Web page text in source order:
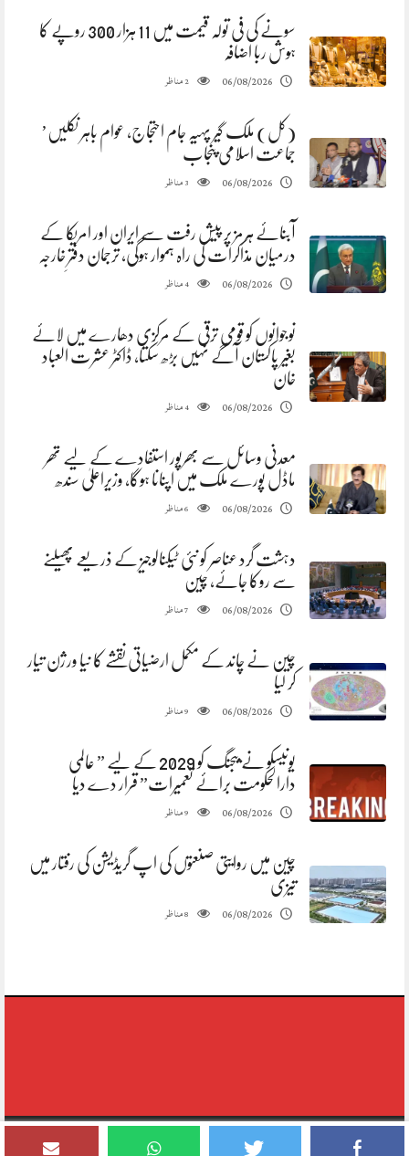
سونے کی فی تولہ قیمت میں 11 ہزار 300 روپے کا
ہوش ربا اضافہ
06/08/2026
2مناظر
(کل) ملک گیر پہیہ جام احتجاج، عوام باہر نکلیں’
جماعت اسلامی پنجاب
06/08/2026
3مناظر
آبنائے ہرمز پر پیش رفت سے ایران اور امریکا کے
درمیان مذاکرات کی راہ ہموار ہوگی، ترجمان دفترِ خارجہ
06/08/2026
4مناظر
نوجوانوں کو قومی ترقی کے مرکزی دھارے میں لائے
بغیر پاکستان آگے نہیں بڑھ سکتا، ڈاکٹر عشرت العباد
خان
06/08/2026
4مناظر
معدنی وسائل سے بھرپور استفادے کے لیے تھر
ماڈل پورے ملک میں اپنانا ہوگا، وزیراعلیٰ سندھ
06/08/2026
6مناظر
دہشت گرد عناصر کو نئی ٹیکنالوجیز کے ذریعے پھیلنے
سے روکا جائے، چین
06/08/2026
7مناظر
چین نے چاند کے مکمل ارضیاتی نقشے کا نیا ورژن تیار
کر لیا
06/08/2026
9مناظر
یونیسکو نے بیجنگ کو 2029 کے لیے ” عالمی
دارالحکومت برائے تعمیرات” قرار دے دیا
06/08/2026
9مناظر
چین میں روایتی صنعتوں کی اپ گریڈیشن کی رفتار میں
تیزی
06/08/2026
8مناظر
Designed By Siddique Meo #03334456813